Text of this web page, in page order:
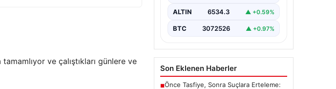
ve çalıştıkları günlere ve
ALTIN 6534.3 ▲ +0.59%
BTC 3072526 ▲ +0.97%
Son Eklenen Haberler
■Önce Tasfiye, Sonra Suçlara Erteleme: